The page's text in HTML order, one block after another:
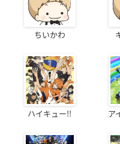
ちいかわ
ハイキュー!! ア